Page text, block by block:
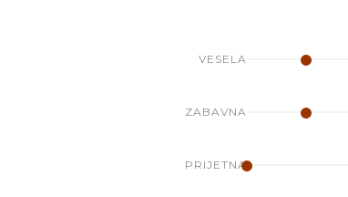
VESELA
ZABAVNA
PRIJETNA